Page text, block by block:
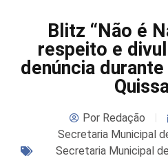
Blitz “Não é
respeito e
denúncia
PorRedação
Secretaria Municipal
Secretaria Municipal